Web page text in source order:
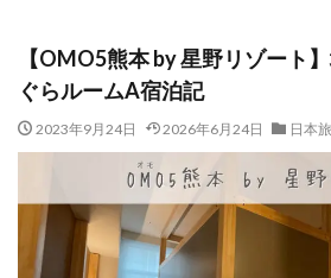
【OMO5熊本 by 星野リゾート
ぐらルームA宿泊記
2023年9月24日 2026年6月24日 日本